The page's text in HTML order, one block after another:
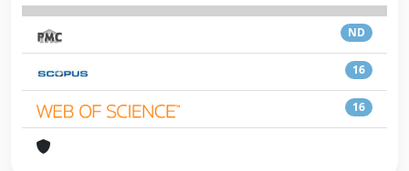
ND
16
16